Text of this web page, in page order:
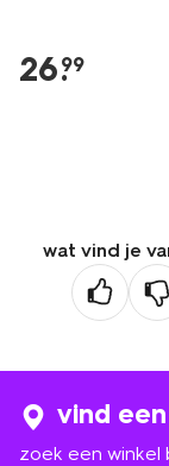
26.
99
wat vind je
vind
zoek een winkel